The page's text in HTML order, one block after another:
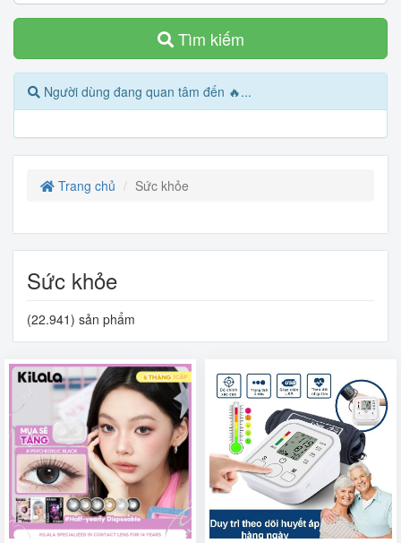
Tìm kiếm
Người dùng đang quan tâm đến 🔥...
Trang chủ Sức khỏe
Sức khỏe
(22.941) sản phẩm